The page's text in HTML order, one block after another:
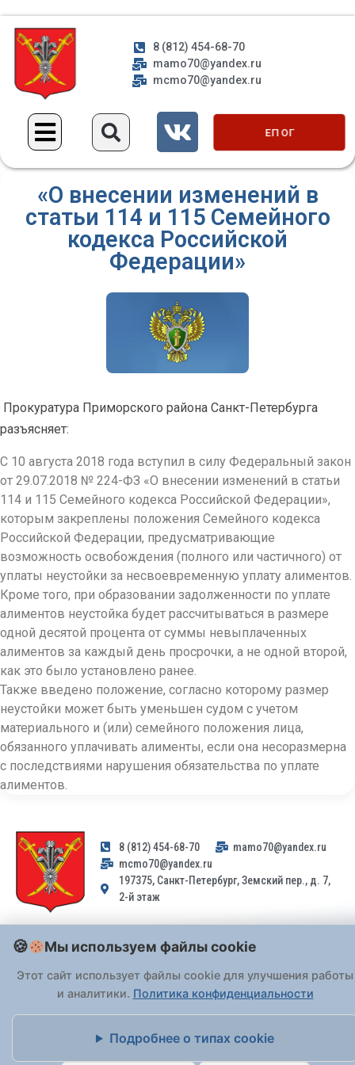
8 (812) 454-68-70
mamo70@yandex.ru
mcmo70@yandex.ru
ЕП ОГ
«О внесении изменений в
статьи 114 и 115 Семейного
кодекса Российской
Федерации»
Прокуратура Приморского района Санкт-Петербурга
разъясняет:
С 10 августа 2018 года вступил в силу Федеральный закон
от 29.07.2018 № 224-ФЗ «О внесении изменений в статьи
114 и 115 Семейного кодекса Российской Федерации»,
которым закреплены положения Семейного кодекса
Российской Федерации, предусматривающие
возможность освобождения (полного или частичного) от
уплаты неустойки за несвоевременную уплату алиментов.
Кроме того, при образовании задолженности по уплате
алиментов неустойка будет рассчитываться в размере
одной десятой процента от суммы невыплаченных
алиментов за каждый день просрочки, а не одной второй,
как это было установлено ранее.
Также введено положение, согласно которому размер
неустойки может быть уменьшен судом с учетом
материального и (или) семейного положения лица,
обязанного уплачивать алименты, если она несоразмерна
с последствиями нарушения обязательства по уплате
алиментов.
8 (812) 454-68-70
mamo70@yandex.ru
mcmo70@yandex.ru
197375, Санкт-Петербург, Земский пер., д. 7,
2-й этаж
Заявления и обращения граждан и организаций, поступившие на
адрес email, не могут быть рассмотрены на основании
Федерального закона от 02.05.2006 № 59-ФЗ
принимаются только: по почте, через
портал «Госуслуги» (ЕПГУ)
или лично при предъявлении паспорта.
Политика обработки персональных данных
Мы используем файлы cookie
Этот сайт использует файлы cookie для улучшения работы
и аналитики. Политика конфиденциальности
Подробнее о типах cookie